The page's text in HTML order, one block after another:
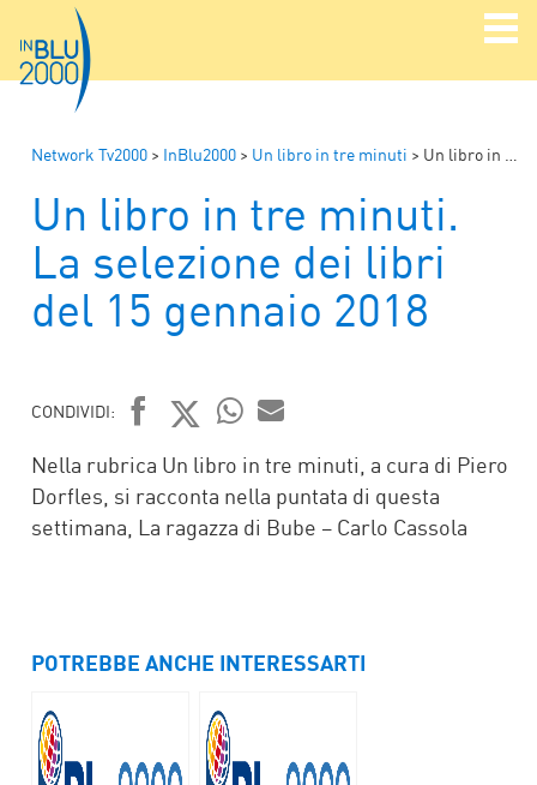
Network Tv2000 > InBlu2000 > Un libro in tre minuti > Un libro in tre minuti. La selezione dei libri del 15 gennaio 2018
Un libro in tre minuti.
La selezione dei libri
del 15 gennaio 2018
CONDIVIDI:
FACEBOOK
TWITTER
WHATSAPP
MAIL
Nella rubrica Un libro in tre minuti, a cura di Piero
Dorfles, si racconta nella puntata di questa
settimana, La ragazza di Bube – Carlo Cassola
POTREBBE ANCHE INTERESSARTI